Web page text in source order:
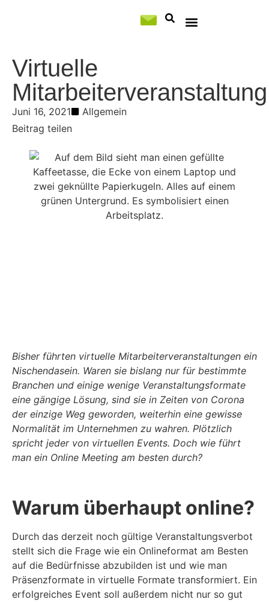
Virtuelle
Mitarbeiterveranstaltung
Juni 16, 2021
Allgemein
Beitrag teilen
Bisher führten virtuelle Mitarbeiterveranstaltungen ein
Nischendasein. Waren sie bislang nur für bestimmte
Branchen und einige wenige Veranstaltungsformate
eine gängige Lösung, sind sie in Zeiten von Corona
der einzige Weg geworden, weiterhin eine gewisse
Normalität im Unternehmen zu wahren. Plötzlich
spricht jeder von virtuellen Events. Doch wie führt
man ein Online Meeting am besten durch?
Warum überhaupt online?
Durch das derzeit noch gültige Veranstaltungsverbot
stellt sich die Frage wie ein Onlineformat am Besten
auf die Bedürfnisse abzubilden ist und wie man
Präsenzformate in virtuelle Formate transformiert. Ein
erfolgreiches Event soll außerdem nicht nur so gut